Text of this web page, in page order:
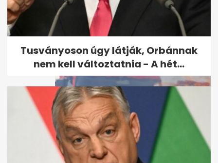
Szombaton leállították a
Capri szigetére érkező
idegenforgalmat...
Tusványoson úgy látják, Orbánnak
nem kell változtatnia - A hét...